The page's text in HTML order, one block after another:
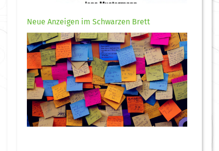
Neue Anzeigen im Schwarzen Brett